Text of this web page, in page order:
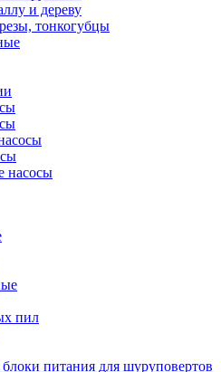
и дереву
тонкогубцы
насосы
пил
питания для шуруповертов